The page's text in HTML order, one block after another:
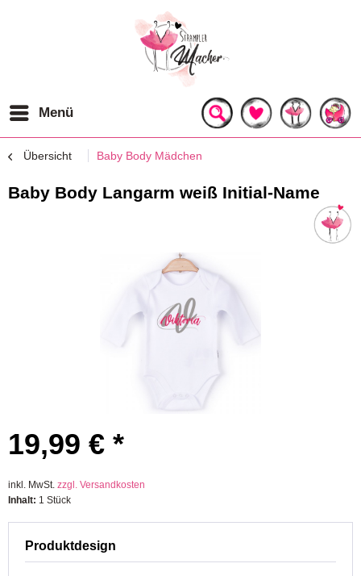
Menü
Übersicht Baby Body Mädchen
Baby Body Langarm weiß Initial-Name
19,99 € *
inkl. MwSt. zzgl. Versandkosten
Inhalt: 1 Stück
Produktdesign